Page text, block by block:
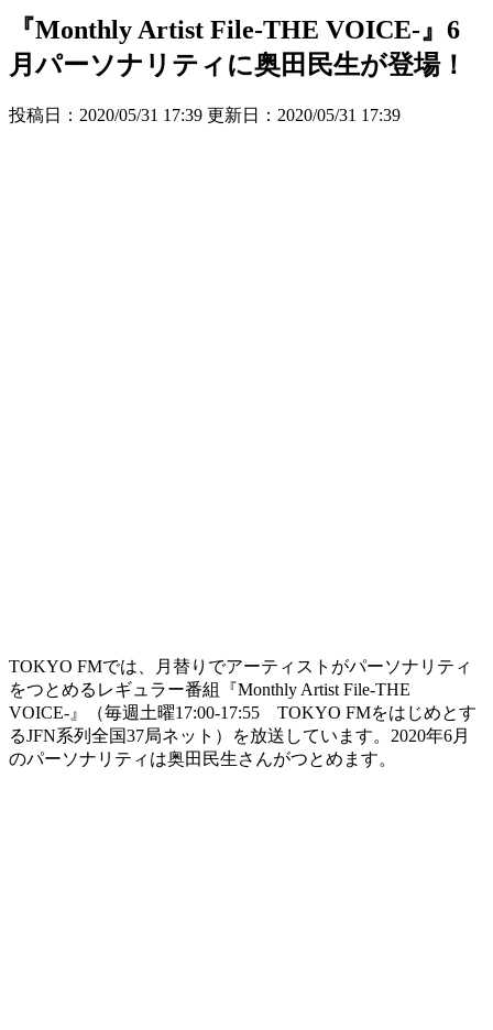
『Monthly Artist File-THE VOICE-』6
月パーソナリティに奥田民生が登場！
投稿日：2020/05/31 17:39 更新日： 2020/05/31 17:39
TOKYO FMでは、月替りでアーティストがパーソナリティ
をつとめるレギュラー番組『Monthly Artist File-THE
VOICE-』（毎週土曜17:00-17:55 TOKYO FMをはじめとす
るJFN系列全国37局ネット）を放送しています。2020年6月
のパーソナリティは奥田民生さんがつとめます。